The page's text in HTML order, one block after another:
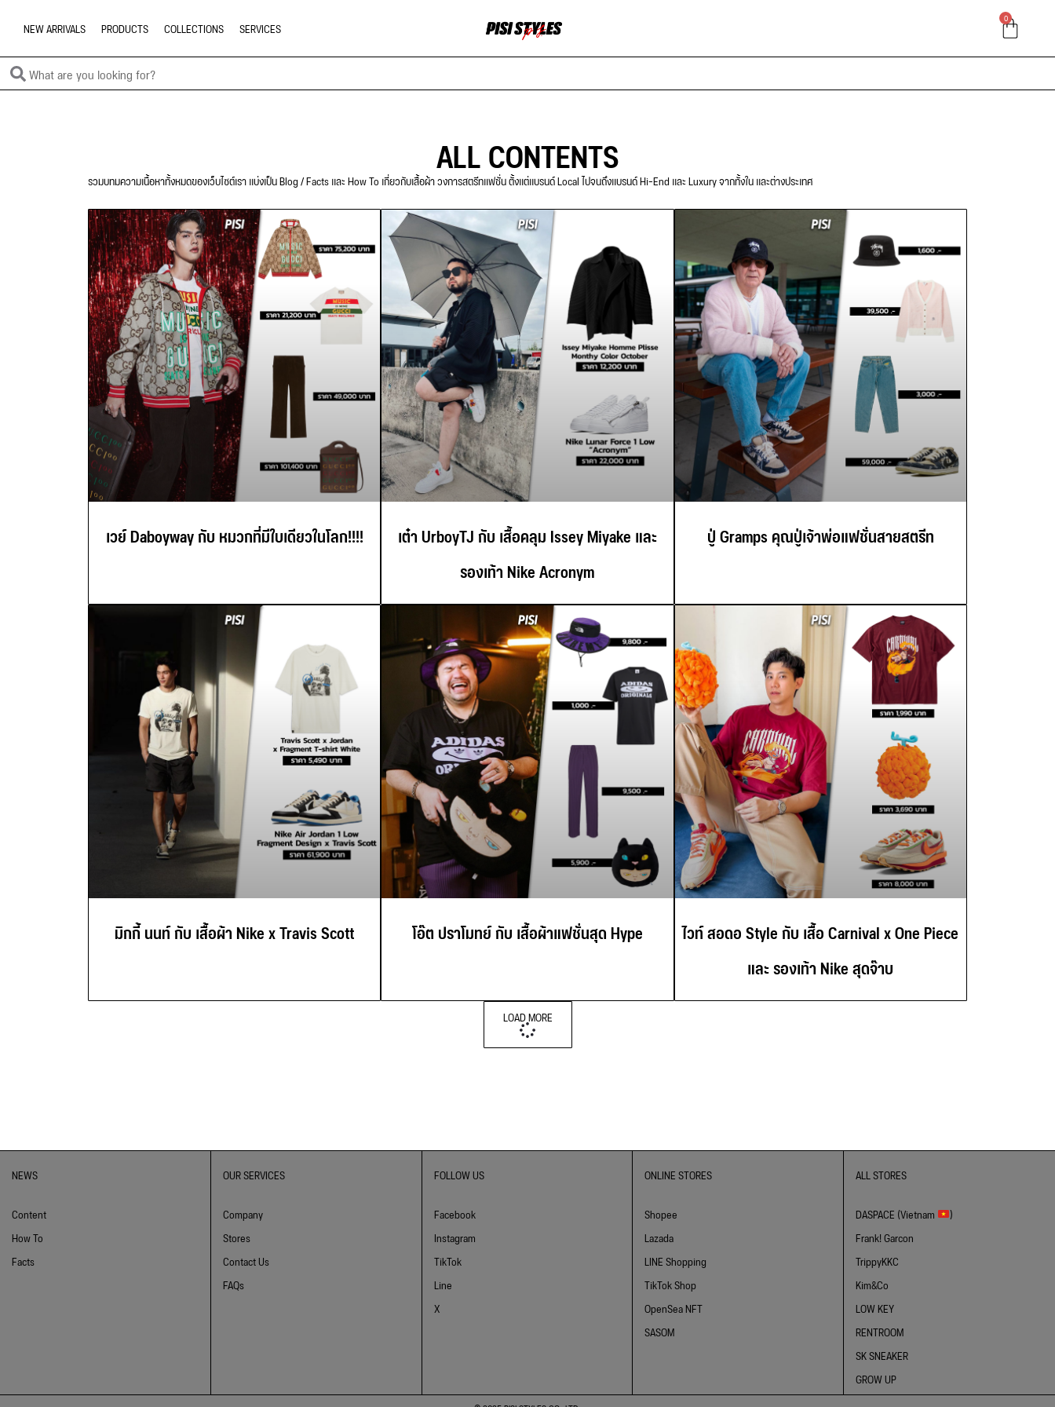
NEW ARRIVALS PRODUCTS COLLECTIONS SERVICES
0
ALL CONTENTS
รวมบทมความเนื้อหาทั้งหมดของเว็บไซต์เรา แบ่งเป็น Blog / Facts และ How To เกี่ยวกับเสื้อผ้า วงการสตรีทแฟชั่น ตั้งแต่แบรนด์ Local ไปจนถึงแบรนด์ Hi-End และ Luxury จากทั้งใน และต่างประเทศ
เวย์ Daboyway กับ หมวกที่มีใบเดียวในโลก!!!!
เต๋า UrboyTJ กับ เสื้อคลุม Issey Miyake และ
รองเท้า Nike Acronym
ปู่ Gramps คุณปู่เจ้าพ่อแฟชั่นสายสตรีท
มิกกี้ นนท์ กับ เสื้อผ้า Nike x Travis Scott โอ๊ต ปราโมทย์ กับ เสื้อผ้าแฟชั่นสุด Hype
ไวท์ สอดอ Style กับ เสื้อ Carnival x One Piece
และ รองเท้า Nike สุดจ๊าบ
LOAD MORE
NEWS
Content
How To
Facts
OUR SERVICES
Company
Stores
Contact Us
FAQs
FOLLOW US
Facebook
Instagram
TikTok
Line
X
ONLINE STORES
Shopee
Lazada
LINE Shopping
TikTok Shop
OpenSea NFT
SASOM
ALL STORES
DASPACE (Vietnam
)
Frank! Garcon
TrippyKKC
Kim&Co
LOW KEY
RENTROOM
SK SNEAKER
GROW UP